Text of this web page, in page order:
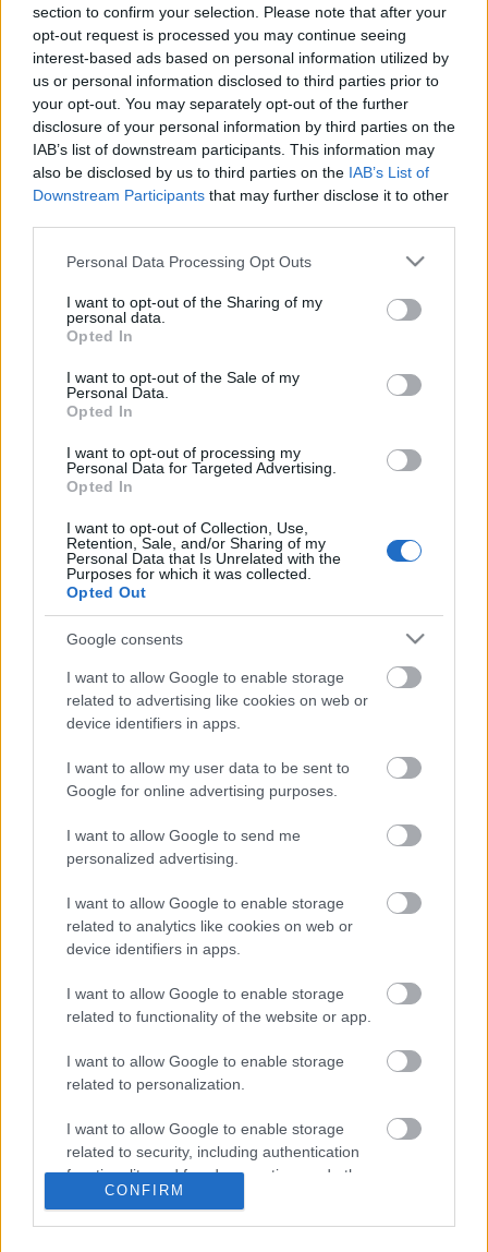
section to confirm your selection. Please note that after your
opt-out request is processed you may continue seeing
interest-based ads based on personal information utilized by
us or personal information disclosed to third parties prior to
your opt-out. You may separately opt-out of the further
disclosure of your personal information by third parties on the
IAB’s list of downstream participants. This information may
also be disclosed by us to third parties on the IAB’s List of
Downstream Participants that may further disclose it to other
Please note that this website/app uses one or more Google
not limited to your visit or usage behaviour. You may click to
grant or deny consent to Google and its third-party tags to
use your data for below specified purposes in below Google
consent section.
Personal Data Processing Opt Outs
I want to opt-out of the Sharing of my
personal data.
Opted In
I want to opt-out of the Sale of my
Personal Data.
Opted In
I want to opt-out of processing my
Personal Data for Targeted Advertising.
Opted In
I want to opt-out of Collection, Use,
Retention, Sale, and/or Sharing of my
Personal Data that Is Unrelated with the
Purposes for which it was collected.
Opted Out
Google consents
I want to allow Google to enable storage
related to advertising like cookies on web or
device identifiers in apps.
I want to allow my user data to be sent to
Google for online advertising purposes.
I want to allow Google to send me
personalized advertising.
I want to allow Google to enable storage
related to analytics like cookies on web or
device identifiers in apps.
I want to allow Google to enable storage
related to functionality of the website or app.
I want to allow Google to enable storage
related to personalization.
I want to allow Google to enable storage
related to security, including authentication
functionality and fraud prevention, and other
user protection.
CONFIRM
szörfös, aki mindent megtesz, hogy
2018. június 08.
1992-ben Rio de Janeiro adott otthon a Környezet és
Fejlődés ENSZ Konferenciának (UN Conference on
Environment and Development), ahol számos fontos
dolog megvitatása mellett a résztvevő 172 tagállam
úgy döntött, hogy a továbbiakban június 8-át
kinevezik az Óceánok Világnapjának.…
találkozik, de nem keverednek össze.
Igaz vagy hamis?
2017. december 14.
öbölben látható különleges jelenségről olyan
felkiáltásokkal, hogy "ahol két óceán találkozik,
hangzatos a cím, de nem sok köze van a valósághoz.
Akkor mégis mi okozza ezt a páratlan jelenséget?